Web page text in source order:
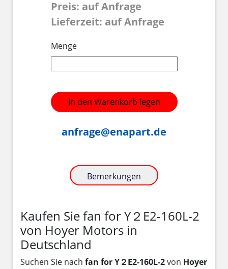
Preis: auf Anfrage
Lieferzeit: auf Anfrage
Menge
In den Warenkorb legen
anfrage@enapart.de
Bemerkungen
Kaufen Sie fan for Y２E2-160L-2
von Hoyer Motors in
Deutschland
Suchen Sie nach fan for Y２E2-160L-2von Hoyer